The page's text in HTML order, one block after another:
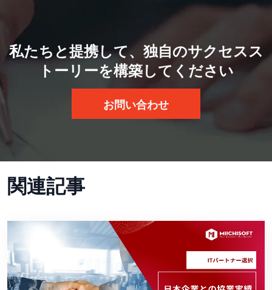
私たちと提携して、独自のサクセスス
トーリーを構築してください
お問い合わせ
関連記事